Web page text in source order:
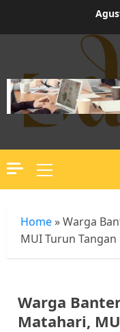
Primary
Menu
Home »Warga
MUI Turun Tangan
Warga
Matahari,